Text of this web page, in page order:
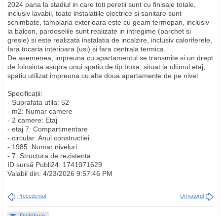
2024 pana la stadiul in care toti peretii sunt cu finisaje totale,
inclusiv lavabil, toate instalatiile electrice si sanitare sunt
schimbate, tamplaria exterioara este cu geam termopan, inclusiv
la balcon, pardoselile sunt realizate in intregime (parchet si
gresie) si este realizata instalatia de incalzire, inclusiv caloriferele,
fara tocaria interioara (usi) si fara centrala termica.
De asemenea, impreuna cu apartamentul se transmite si un drept
de folosinta asupra unui spatiu de tip boxa, situat la ultimul etaj,
spatiu utilizat impreuna cu alte doua apartamente de pe nivel.
Specificații:
- Suprafata utila: 52
- m2: Numar camere
- 2 camere: Etaj
- etaj 7: Compartimentare
- circular: Anul constructiei
- 1985: Numar niveluri
- 7: Structura de rezistenta
ID sursă Publi24: 1741071629
Valabil din: 4/23/2026 9:57:46 PM
Precedentul Urmatorul